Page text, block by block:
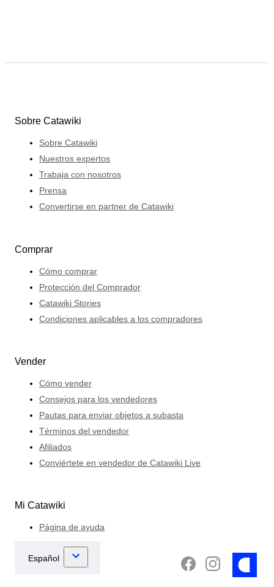
Sobre Catawiki
Sobre Catawiki
Nuestros expertos
Trabaja con nosotros
Prensa
Convertirse en partner de Catawiki
Comprar
Cómo comprar
Protección del Comprador
Catawiki Stories
Condiciones aplicables a los compradores
Vender
Cómo vender
Consejos para los vendedores
Pautas para enviar objetos a subasta
Términos del vendedor
Afiliados
Conviértete en vendedor de Catawiki Live
Mi Catawiki
Página de ayuda